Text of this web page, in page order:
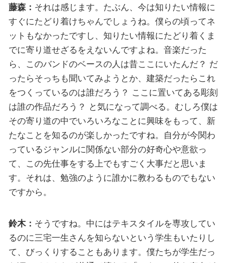
藤森： それは感じます。たぶん、今は知りたい情報に
すぐにたどり着けちゃんでしょうね。僕らの頃ってネ
ットもなかったですし、知りたい情報にたどり着くま
でに寄り道せざるをえないんですよね。音楽だった
ら、このバンドのベースの人は昔ここにいたんだ？ だ
ったらそっちも聞いてみようとか、建築だったらこれ
をつくっているのは誰だろう？ ここに置いてある彫刻
は誰の作品だろう？ と気になって調べる。むしろ僕は
その寄り道の中でいろいろなことに興味をもって、新
たなことを知るのが楽しかったですね。自分が今関わ
っているジャンルに関係ない部分の好奇心や意欲っ
て、この先仕事をする上でもすごく大事だと思いま
す。それは、勉強のように誰かに教わるものでもない
ですから。
鈴木： そうですね。中にはテキスタイルを専攻してい
るのに三宅一生さんを知らないという学生もいたりし
て、びっくりすることもあります。僕たちが学生だっ